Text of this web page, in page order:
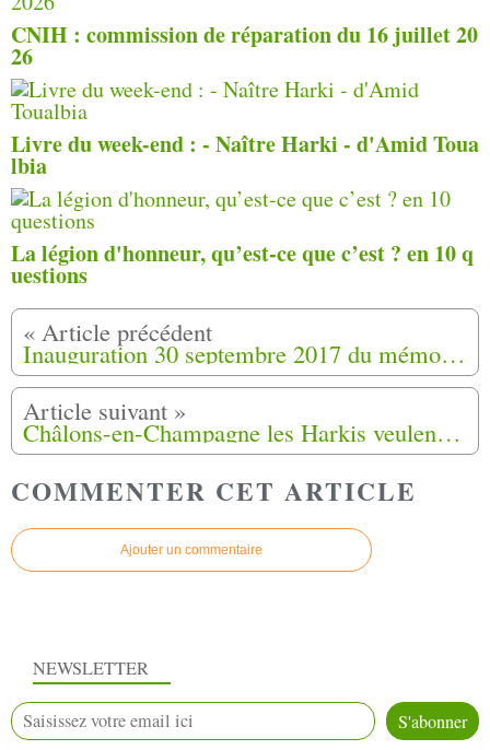
CNIH : commission de réparation du 16 juillet 20
26
Livre du week-end : - Naître Harki - d'Amid Toua
lbia
La légion d'honneur, qu’est-ce que c’est ? en 10 q
uestions
Inauguration 30 septembre 2017 du mémorial des Harkis au camp militaire du Larzac - commune de la Cavalerie (12)
Châlons-en-Champagne les Harkis veulent mettre le premier ministre sur le gril
COMMENTER CET ARTICLE
Ajouter un commentaire
NEWSLETTER